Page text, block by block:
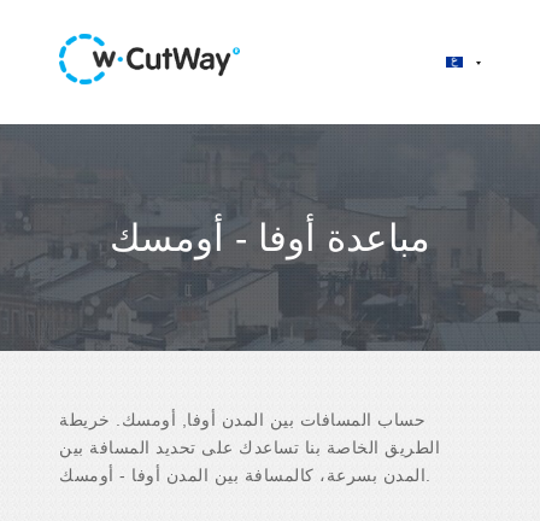
مباعدة أوفا - أومسك
حساب المسافات بين المدن أوفا, أومسك. خريطة
الطريق الخاصة بنا تساعدك على تحديد المسافة بين